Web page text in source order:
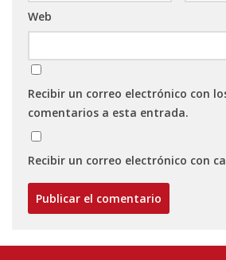
Web
Recibir un correo electrónico con
comentarios a esta entrada.
Recibir un correo electrónico con